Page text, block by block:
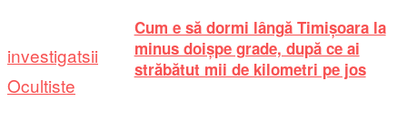
investigatsii
Ocultiste
Cum e să dormi lângă Timișoara la
minus doișpe grade, după ce ai
străbătut mii de kilometri pe jos